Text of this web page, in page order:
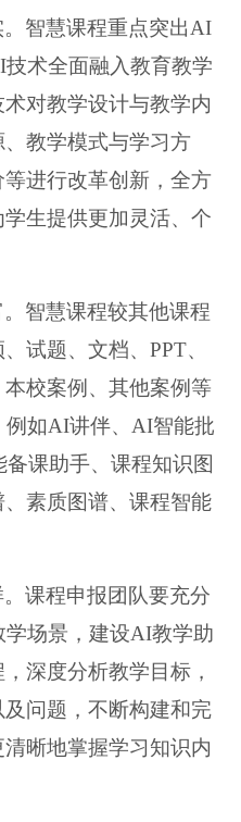
。智慧课程重点突出AI
术全面融入教育教学
对教学设计与教学内
教学模式与学习方
进行改革创新，全方
生提供更加灵活、个
。智慧课程较其他课程
试题、文档、PPT、
校案例、其他案例等
如AI讲伴、AI智能批
课助手、课程知识图
素质图谱、课程智能
。课程申报团队要充分
场景，建设AI教学助
深度分析教学目标，
问题，不断构建和完
晰地掌握学习知识内